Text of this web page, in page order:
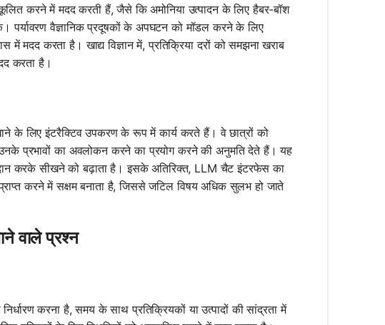
करने में मदद करती हैं, जैसे कि अमोनिया उत्पादन के लिए हैबर-बॉश
पर्यावरण वैज्ञानिक प्रदूषकों के अपघटन को मॉडल करने के लिए
मदद करता है। खाद्य विज्ञान में, प्रतिक्रिया दरों को समझना खराब
करता है।
के लिए इंटरैक्टिव उपकरण के रूप में कार्य करते हैं। वे छात्रों को
उनके प्रभावों का अवलोकन करने का प्रयोग करने की अनुमति देते हैं। यह
करके सीखने को बढ़ाता है। इसके अतिरिक्त, LLM चैट इंटरफेस का
करने में सक्षम बनाता है, जिससे जटिल विषय अधिक सुलभ हो जाते
वाले प्रश्न
करना है, समय के साथ प्रतिक्रियकों या उत्पादों की सांद्रता में